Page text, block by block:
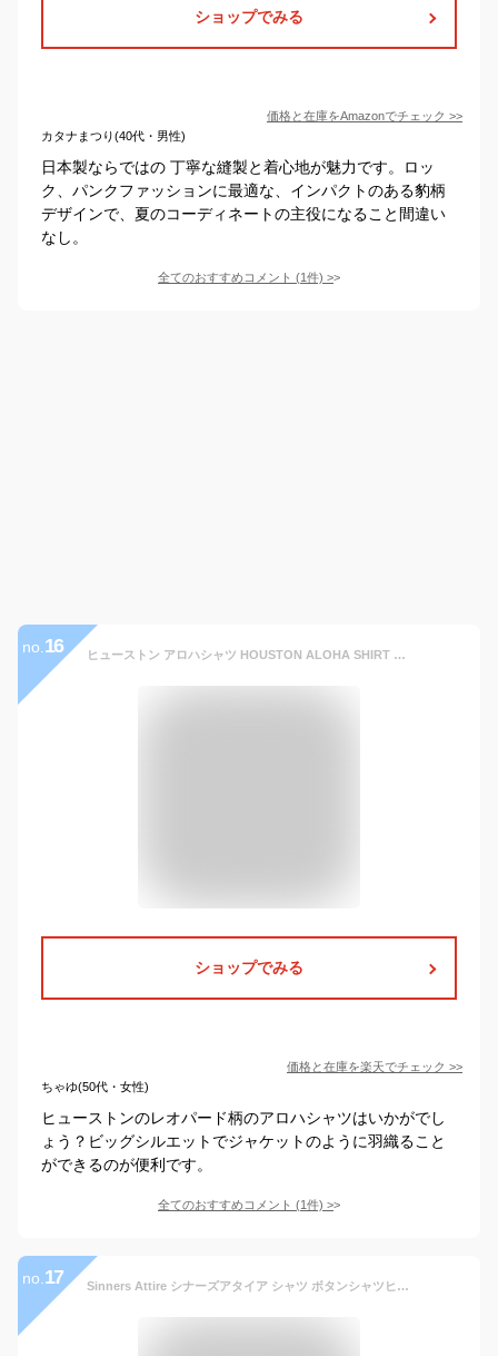
ショップでみる
価格と在庫をAmazonでチェック >>
カタナまつり(40代・男性)
日本製ならではの 丁寧な縫製と着心地が魅力です。ロッ
ク、パンクファッションに最適な、インパクトのある豹柄
デザインで、夏のコーディネートの主役になること間違い
なし。
全てのおすすめコメント (1件) >
no. 16 ヒューストン アロハシャツ HOUSTON ALOHA SHIRT LEOPARD 41103 メンズ レオパード ヒョウ柄 半袖 半袖シャツ シャツ アロハ ハワイアンシャツ アニマル柄 ヒョウ アメカジ メール便
ショップでみる
価格と在庫を楽天でチェック >>
ちゃゆ(50代・女性)
ヒューストンのレオパード柄のアロハシャツはいかがでし
ょう？ビッグシルエットでジャケットのように羽織ること
ができるのが便利です。
全てのおすすめコメント (1件) >
no. 17 Sinners Attire シナーズアタイア シャツ ボタンシャツヒョウ柄 レオパード アニマル柄 襟付きシャツ柄シャツ 半袖シャツ メンズシャツ トップス リゾートウエアおしゃれシャツ かっこいい カジュアル メンズファッションリゾートシャツ 【レオパード】